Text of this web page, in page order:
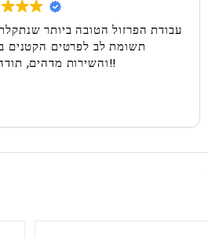
עבודת הפרזול הטובה ביותר
תשומת לב לפרטים הקטנים
והשירות מדהים, תודה רבה!!